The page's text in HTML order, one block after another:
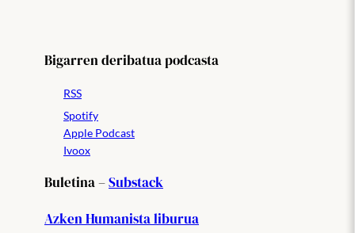
Bigarren deribatua podcasta
RSS
Spotify
Apple Podcast
Ivoox
Buletina –Substack
Azken Humanista liburua